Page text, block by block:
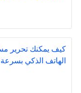
كيف يمكنك تحرير
الهاتف الذكي